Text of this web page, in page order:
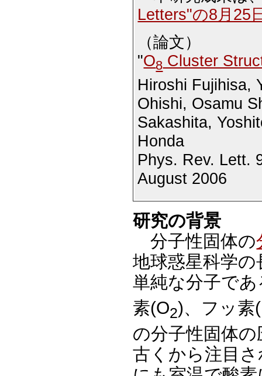
Letters"の8月25
（論文）
"O8 Cluster
Hiroshi Fujihisa,
Ohishi, Osamu
Sakashita,
Honda
Phys. Rev. Lett.
August 2006
研究の背景
分子性固体の
地球惑星科学
単純な分子で
素(O2)、フッ素
の分子性固体
古くから注目